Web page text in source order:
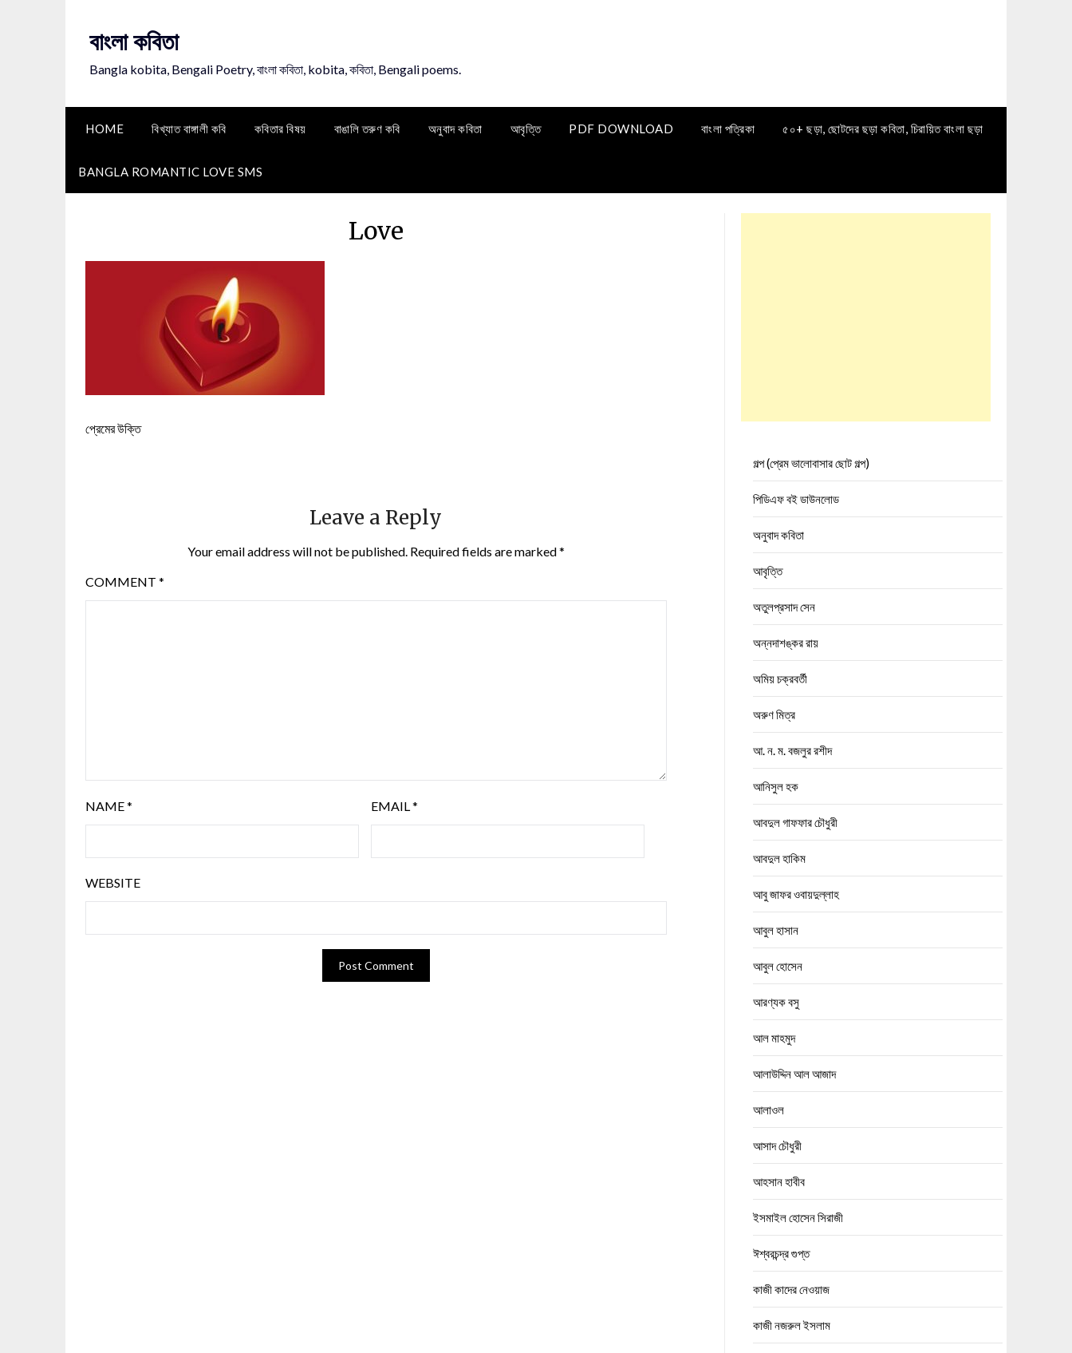
বাংলা কবিতা
Bangla kobita, Bengali Poetry, বাংলা কবিতা, kobita, কবিতা, Bengali poems.
HOME বিখ্যাত বাঙ্গালী কবি কবিতার বিষয় বাঙালি তরুণ কবি অনুবাদ কবিতা আবৃত্তি PDF DOWNLOAD বাংলা পত্রিকা ৫০+ ছড়া, ছোটদের ছড়া কবিতা, চিরায়িত বাংলা ছড়া
BANGLA ROMANTIC LOVE SMS
Love
প্রেমের উক্তি
Leave a Reply
Your email address will not be published. Required fields are marked*
COMMENT *
NAME* EMAIL*
WEBSITE
গল্প (প্রেম ভালোবাসার ছোট গল্প)
পিডিএফ বই ডাউনলোড
অনুবাদ কবিতা
আবৃত্তি
অতুলপ্রসাদ সেন
অন্নদাশঙ্কর রায়
অমিয় চক্রবর্তী
অরুণ মিত্র
আ. ন. ম. বজলুর রশীদ
আনিসুল হক
আবদুল গাফফার চৌধুরী
আবদুল হাকিম
আবু জাফর ওবায়দুল্লাহ
আবুল হাসান
আবুল হোসেন
আরণ্যক বসু
আল মাহমুদ
আলাউদ্দিন আল আজাদ
আলাওল
আসাদ চৌধুরী
আহসান হাবীব
ইসমাইল হোসেন সিরাজী
ঈশ্বরচন্দ্র গুপ্ত
কাজী কাদের নেওয়াজ
কাজী নজরুল ইসলাম